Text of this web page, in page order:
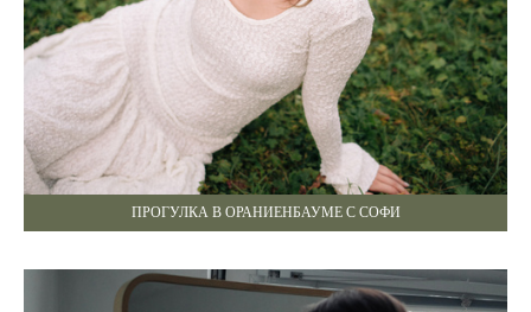
ПРОГУЛКА В ОРАНИЕНБАУМЕ С СОФИ